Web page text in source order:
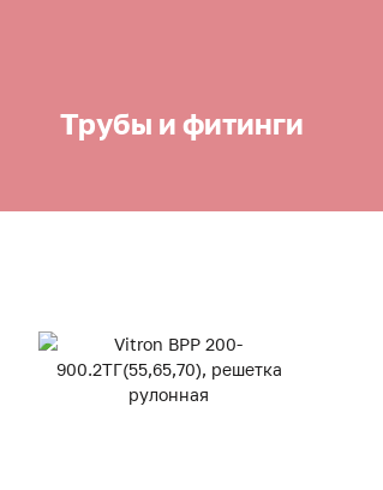
Трубы и фитинги